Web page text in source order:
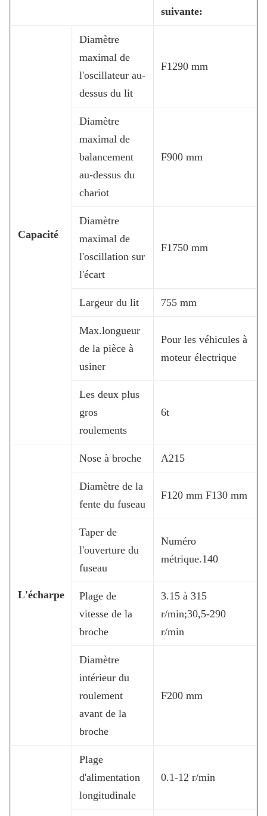
suivante:
Capacité
Diamètre
maximal de
l'oscillateur au-
dessus du lit
F1290 mm
Diamètre
maximal de
balancement
au-dessus du
chariot
F900 mm
Diamètre
maximal de
l'oscillation sur
l'écart
F1750 mm
Largeur du lit 755 mm
Max.longueur
de la pièce à
usiner
Pour les véhicules à
moteur électrique
Les deux plus
gros
roulements
6t
L'écharpe
Nose à broche A215
Diamètre de la
fente du fuseau
F120 mm F130 mm
Taper de
l'ouverture du
fuseau
Numéro
métrique.140
Plage de
vitesse de la
broche
3.15 à 315
r/min;30,5-290
r/min
Diamètre
intérieur du
roulement
avant de la
broche
F200 mm
Plage
d'alimentation
longitudinale
0.1-12 r/min